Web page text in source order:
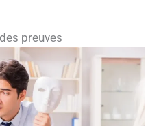
preuves